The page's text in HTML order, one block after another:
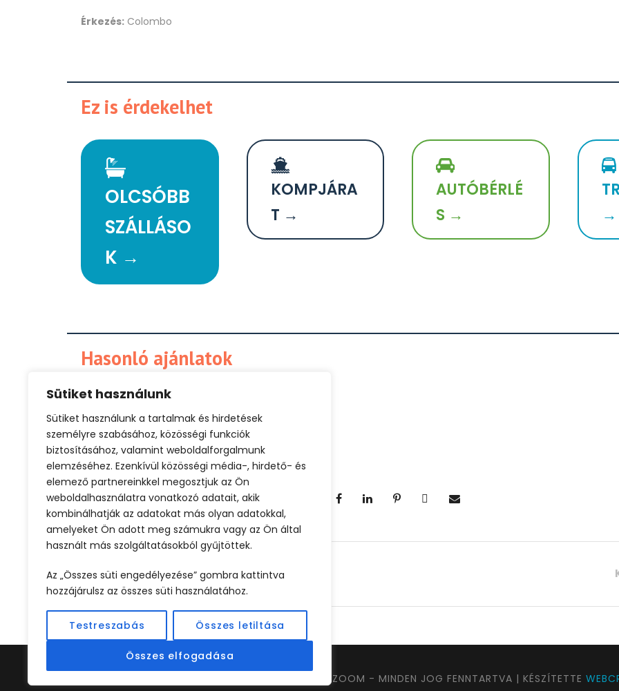
Sütiket használunk
Sütiket használunk a tartalmak és hirdetések
személyre szabásához, közösségi funkciók
biztosításához, valamint weboldalforgalmunk
elemzéséhez. Ezenkívül közösségi média-, hirdető- és
elemező partnereinkkel megosztjuk az Ön
weboldalhasználatra vonatkozó adatait, akik
kombinálhatják az adatokat más olyan adatokkal,
amelyeket Ön adott meg számukra vagy az Ön által
használt más szolgáltatásokból gyűjtöttek.
Az „Összes süti engedélyezése” gombra kattintva
hozzájárulsz az összes süti használatához.
Testreszabás Összes letiltása
Összes elfogadása
Érkezés: Colombo
Ez is érdekelhet
OLCSÓBB
SZÁLLÁSO
K →
KOMPJÁRA
T →
AUTÓBÉRLÉ
S →
→
Hasonló ajánlatok
Egzotikus utazás Olcsó repjegy
ELŐZŐ
©2024 UTAZOOM - MINDEN JOG FENNTARTVA | KÉSZÍTETTE